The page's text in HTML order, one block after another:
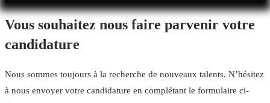
Vous souhaitez nous faire parvenir votre
candidature
Nous sommes toujours à la recherche de nouveaux talents. N’hésitez
à nous envoyer votre candidature en complétant le formulaire ci-